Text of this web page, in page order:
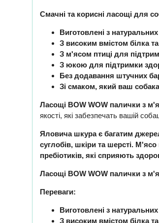
Смачні та корисні ласощі для
Виготовлені з натуральних
З високим вмістом білка
З м'ясом птиці для
З юкою для підтримки
Без додавання штучних
Зі смаком, який ваш
Ласощі BOW WOW палички з
якості, які забезпечать вашій
Яловича шкура є багатим
суглобів, шкіри та шерсті.
пребіотиків, які сприяють
Ласощі BOW WOW палички з
Переваги:
Виготовлені з натуральних
З високим вмістом білка